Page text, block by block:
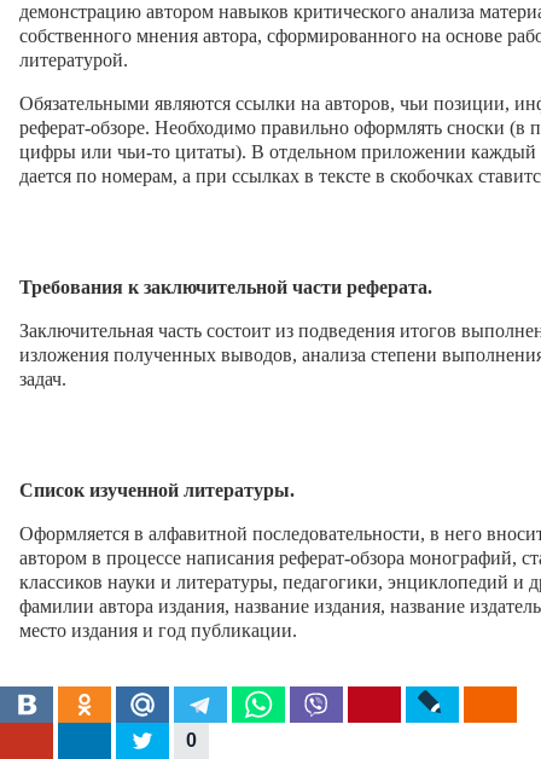
демонстрацию автором навыков критического анализа
собственного мнения автора, сформированного на основе
литературой.
Обязательными являются ссылки на авторов, чьи позиции,
реферат-обзоре. Необходимо правильно оформлять сноски (в
цифры или чьи-то цитаты). В отдельном приложении каждый
дается по номерам, а при ссылках в тексте в скобочках
Требования к заключительной части реферата.
Заключительная часть состоит из подведения итогов
изложения полученных выводов, анализа степени
задач.
Список изученной литературы.
Оформляется в алфавитной последовательности, в него
автором в процессе написания реферат-обзора монографий,
классиков науки и литературы, педагогики, энциклопедий и
фамилии автора издания, название издания, название
место издания и год публикации.
Критерии оценки реферата.
0